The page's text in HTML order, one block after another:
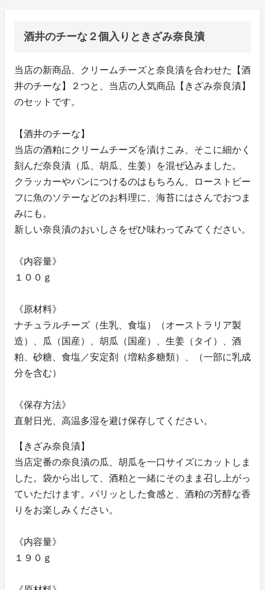
酒井のチーな２個入りときざみ奈良漬
当店の新商品、クリームチーズと奈良漬を合わせた【酒
井のチーな】２つと、当店の人気商品【きざみ奈良漬】
のセットです。
【酒井のチーな】
当店の酒粕にクリームチーズを漬けこみ、そこに細かく
刻んだ奈良漬（瓜、胡瓜、生姜）を混ぜ込みました。
クラッカーやパンにつけるのはもちろん、ローストビー
フに魚のソテーなどのお料理に、海苔にはさんでおつま
みにも。
新しい奈良漬のおいしさをぜひ味わってみてください。
《内容量》
１００ｇ
《原材料》
ナチュラルチーズ（生乳、食塩）（オーストラリア製
造）、瓜（国産）、胡瓜（国産）、生姜（タイ）、酒
粕、砂糖、食塩／安定剤（増粘多糖類）、（一部に乳成
分を含む）
《保存方法》
直射日光、高温多湿を避け保存してください。
【きざみ奈良漬】
当店定番の奈良漬の瓜、胡瓜を一口サイズにカットしま
した。袋から出して、酒粕と一緒にそのまま召し上がっ
ていただけます。パリッとした食感と、酒粕の芳醇な香
りをお楽しみください。
《内容量》
１９０ｇ